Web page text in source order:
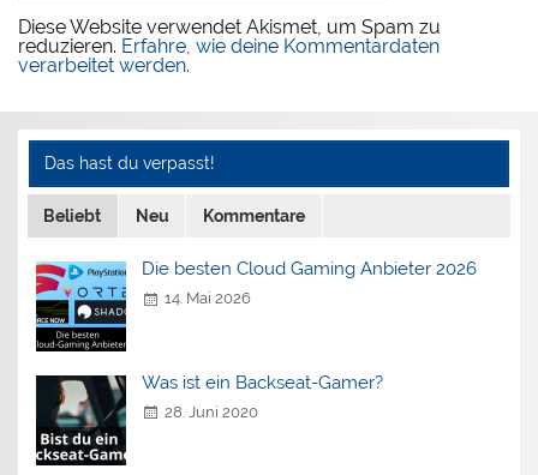
Diese Website verwendet Akismet, um Spam zu
reduzieren. Erfahre, wie deine Kommentardaten
verarbeitet werden.
Das hast du verpasst!
Beliebt Neu Kommentare
Die besten Cloud Gaming Anbieter 2026
14. Mai 2026
Was ist ein Backseat-Gamer?
28. Juni 2020